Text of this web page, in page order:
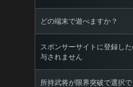
どの端末で遊べますか？
スポンサーサイトに登録し
与されません
所持武将が限界突破で選択